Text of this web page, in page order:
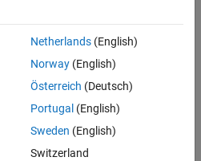
Netherlands(English)
Norway(English)
Österreich (Deutsch)
Portugal (English)
Sweden (English)
Switzerland